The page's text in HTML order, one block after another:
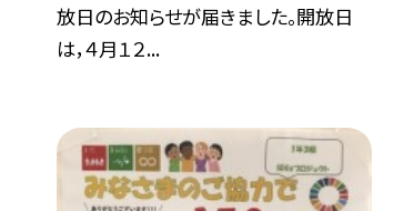
放日のお知らせが届きました。開放日
は，４月１２...